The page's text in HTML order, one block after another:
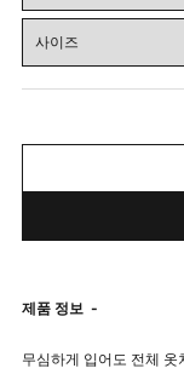
제품 정보 -
무심하게 입어도 전체